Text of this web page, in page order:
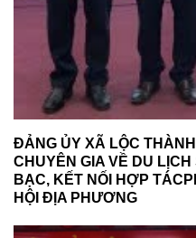
ĐẢNG ỦY XÃ LỘC
CHUYÊN GIA VỀ DU
BẠC, KẾT NỐI HỢP
HỘI ĐỊA PHƯƠNG